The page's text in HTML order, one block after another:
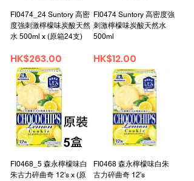
FI0474_24 Suntory 高密
度強刺激檸檬味炭酸天然
水 500ml x (原箱24支)
Price
HK$263.00
FI0474 Suntory 高密度強
刺激檸檬味炭酸天然水
500ml
Price
HK$12.00
FI0468_5 森永檸檬味白
朱古力碎曲奇 12's x (原
FI0468 森永檸檬味白朱
古力碎曲奇 12's